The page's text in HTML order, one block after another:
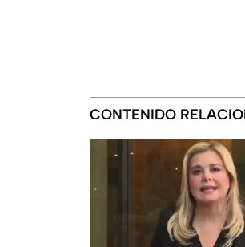
CONTENIDO